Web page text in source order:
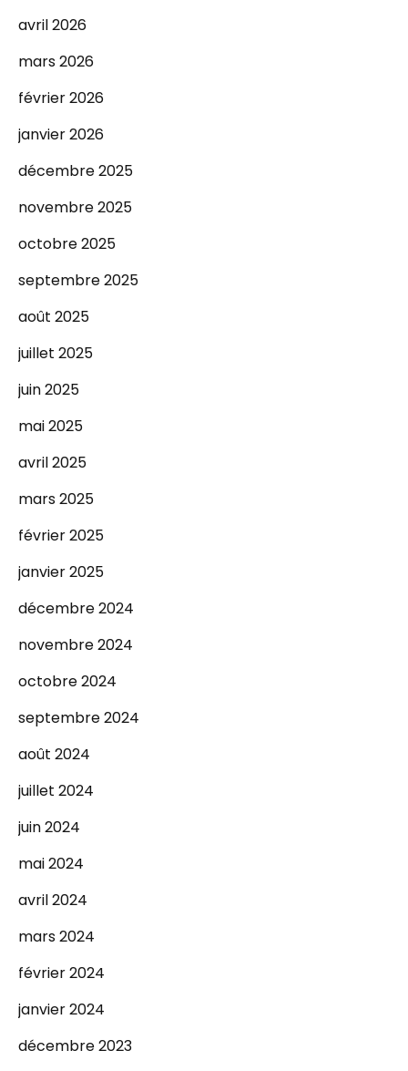
avril 2026
mars 2026
février 2026
janvier 2026
décembre 2025
novembre 2025
octobre 2025
septembre 2025
août 2025
juillet 2025
juin 2025
mai 2025
avril 2025
mars 2025
février 2025
janvier 2025
décembre 2024
novembre 2024
octobre 2024
septembre 2024
août 2024
juillet 2024
juin 2024
mai 2024
avril 2024
mars 2024
février 2024
janvier 2024
décembre 2023